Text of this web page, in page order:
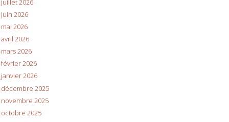
juillet 2026
juin 2026
mai 2026
avril 2026
mars 2026
février 2026
janvier 2026
décembre 2025
novembre 2025
octobre 2025